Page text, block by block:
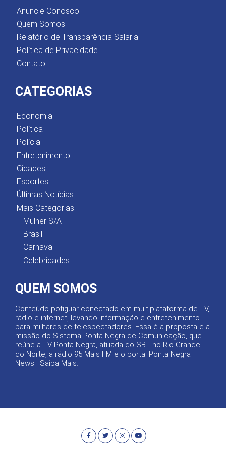
Anuncie Conosco
Quem Somos
Relatório de Transparência Salarial
Política de Privacidade
Contato
CATEGORIAS
Economia
Política
Polícia
Entretenimento
Cidades
Esportes
Últimas Notícias
Mais Categorias
Mulher S/A
Brasil
Carnaval
Celebridades
QUEM SOMOS
Conteúdo potiguar conectado em multiplataforma de TV,
rádio e internet, levando informação e entretenimento
para milhares de telespectadores. Essa é a proposta e a
missão do Sistema Ponta Negra de Comunicação, que
reúne a TV Ponta Negra, afiliada do SBT no Rio Grande
do Norte, a rádio 95 Mais FM e o portal Ponta Negra
News | Saiba Mais.